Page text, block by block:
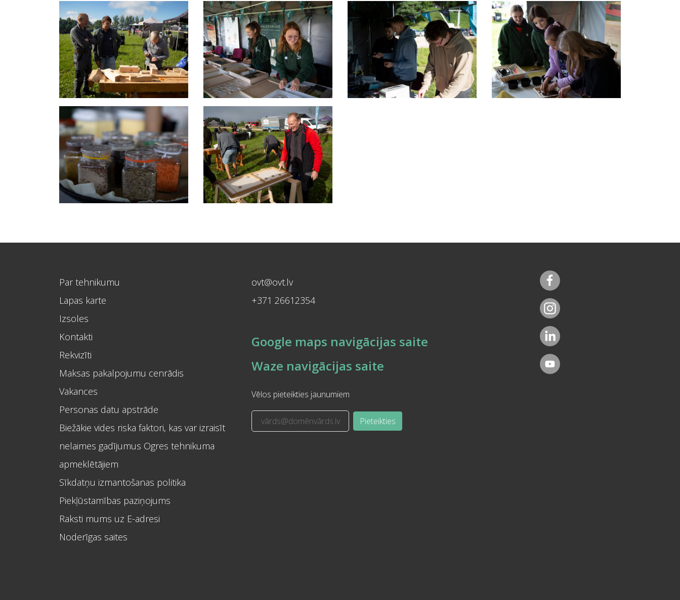
Par tehnikumu
Lapas karte
Izsoles
Kontakti
Rekvizīti
Maksas pakalpojumu cenrādis
Vakances
Personas datu apstrāde
Biežākie vides riska faktori, kas var izraisīt
nelaimes gadījumus Ogres tehnikuma
apmeklētājiem
Sīkdatņu izmantošanas politika
Piekļūstamības paziņojums
Raksti mums uz E-adresi
Noderīgas saites
ovt@ovt.lv
+371 26612354
Google maps navigācijas saite
Waze navigācijas saite
Vēlos pieteikties jaunumiem
Pieteikties